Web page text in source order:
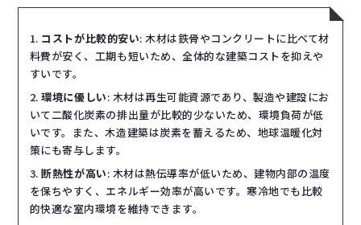
コストが比較的安い: 木材は鉄骨やコンクリートに比べて材
料費が安く、工期も短いため、全体的な建築コストを抑えや
すいです。
環境に優しい: 木材は再生可能資源であり、製造や建設にお
いて二酸化炭素の排出量が比較的少ないため、環境負荷が低
いです。また、木造建築は炭素を蓄えるため、地球温暖化対
策にも寄与します。
断熱性が高い: 木材は熱伝導率が低いため、建物内部の温度
を保ちやすく、エネルギー効率が高いです。寒冷地でも比較
的快適な室内環境を維持できます。